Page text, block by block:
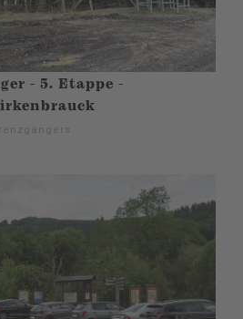
- 5. Etappe -